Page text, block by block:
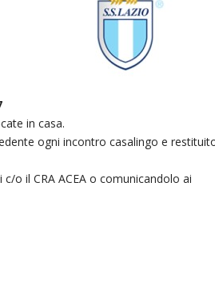
in casa.
ogni incontro casalingo e
o il CRA ACEA o comunicandolo ai